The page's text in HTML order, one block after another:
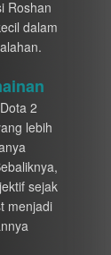
Roshan
dalam
2
lebih
sejak
menjadi